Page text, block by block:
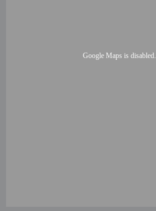
Google Maps is disabled.